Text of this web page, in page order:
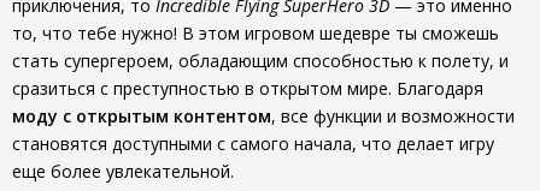
приключения, то Incredible Flying SuperHero 3D — это именно
то, что тебе нужно! В этом игровом шедевре ты сможешь
стать супергероем, обладающим способностью к полету, и
сразиться с преступностью в открытом мире. Благодаря
моду с открытым контентом, все функции и возможности
становятся доступными с самого начала, что делает игру
еще более увлекательной.